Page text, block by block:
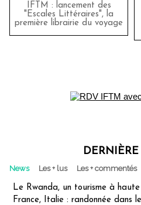
IFTM : lancement des
"Escales Littéraires", la
première librairie du voyage
DERNIÈRE
News Les + lus Les + commentés
Le Rwanda, un tourisme à
France, Italie : randonnée dans